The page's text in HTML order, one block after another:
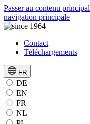
Passer au contenu principal
navigation principale
Contact
Téléchargements
FR
DE
EN
FR
NL